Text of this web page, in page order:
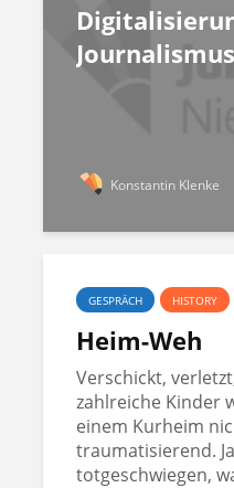
Journalismus
Konstantin Klenke
GESPRÄCH HISTORY
Heim-Weh
Verschickt,
zahlreiche Kinder
einem Kurheim
traumatisierend.
totgeschwiegen,